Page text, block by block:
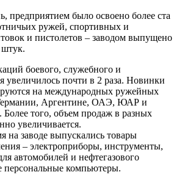
предприятием было освоено более ста
ружей, спортивных и
и пистолетов – заводом выпущено
боевого, служебного и
увеличилось почти в 2 раза. Новинки
на международных ружейных
Аргентине, ОАЭ, ЮАР и
Более того, объем продаж в разных
увеличивается.
на заводе выпускались товары
– электроприборы, инструменты,
автомобилей и нефтегазового
персональные компьютеры.